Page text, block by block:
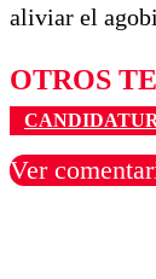
aliviar el
OTROS
Ver